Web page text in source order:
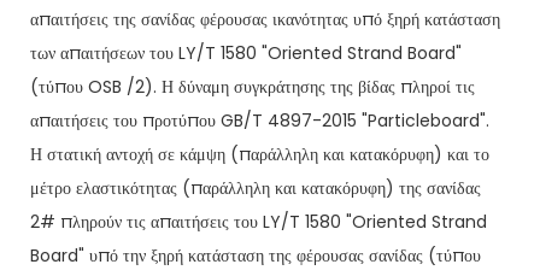
απαιτήσεις της σανίδας φέρουσας ικανότητας υπό ξηρή κατάσταση
των απαιτήσεων του LY/T 1580 "Oriented Strand Board"
(τύπου OSB /2). Η δύναμη συγκράτησης της βίδας πληροί τις
απαιτήσεις του προτύπου GB/T 4897-2015 "Particleboard".
Η στατική αντοχή σε κάμψη (παράλληλη και κατακόρυφη) και το
μέτρο ελαστικότητας (παράλληλη και κατακόρυφη) της σανίδας
2# ​​πληρούν τις απαιτήσεις του LY/T 1580 "Oriented Strand
Board" υπό την ξηρή κατάσταση της φέρουσας σανίδας (τύπου